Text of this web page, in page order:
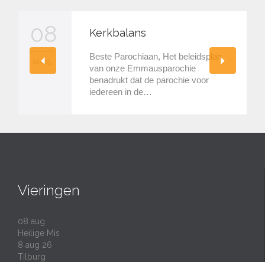
08
01 '25
Kerkbalans
Beste Parochiaan, Het beleidsplan
van onze Emmausparochie
benadrukt dat de parochie voor
iedereen in de…
Vieringen
08 aug
Heilige Mis
8 aug 26
Tilburg